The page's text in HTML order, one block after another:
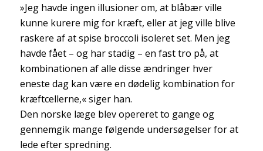
»Jeg havde ingen illusioner om, at blåbær ville
kunne kurere mig for kræft, eller at jeg ville blive
raskere af at spise broccoli isoleret set. Men jeg
havde fået – og har stadig – en fast tro på, at
kombinationen af alle disse ændringer hver
eneste dag kan være en dødelig kombination for
kræftcellerne,« siger han.
Den norske læge blev opereret to gange og
gennemgik mange følgende undersøgelser for at
lede efter spredning.